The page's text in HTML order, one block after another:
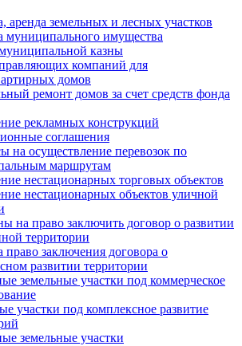
аренда земельных и лесных участков
муниципального имущества
казны
компаний для
домов
ремонт домов за счет средств фонда
рекламных конструкций
соглашения
на осуществление перевозок по
маршрутам
нестационарных торговых объектов
нестационарных объектов уличной
на право заключить договор о развитии
территории
право заключения договора о
развитии территории
земельные участки под коммерческое
участки под комплексное развитие
земельные участки